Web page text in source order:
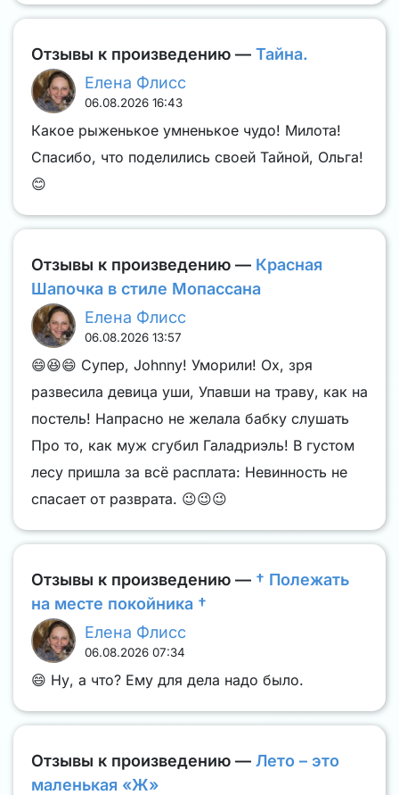
Отзывы к произведению — Тайна.
Елена Флисс
06.08.2026 16:43
Какое рыженькое умненькое чудо! Милота!
Спасибо, что поделились своей Тайной, Ольга!
😊
Отзывы к произведению — Красная
Шапочка в стиле Мопассана
Елена Флисс
06.08.2026 13:57
😄😆😄 Супер, Johnny! Уморили! Ох, зря
развесила девица уши, Упавши на траву, как на
постель! Напрасно не желала бабку слушать
Про то, как муж сгубил Галадриэль! В густом
лесу пришла за всё расплата: Невинность не
спасает от разврата. 😉😉😉
Отзывы к произведению — † Полежать
на месте покойника †
Елена Флисс
06.08.2026 07:34
😄 Ну, а что? Ему для дела надо было.
Отзывы к произведению — Лето – это
маленькая «Ж»